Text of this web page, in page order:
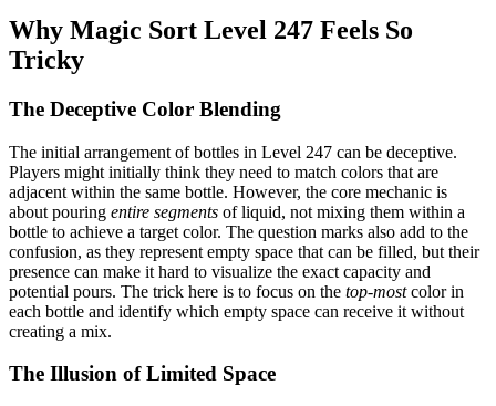
Why Magic Sort Level 247 Feels So
Tricky
The Deceptive Color Blending
The initial arrangement of bottles in Level 247 can be deceptive.
Players might initially think they need to match colors that are
adjacent within the same bottle. However, the core mechanic is
about pouring entire segments of liquid, not mixing them within a
bottle to achieve a target color. The question marks also add to the
confusion, as they represent empty space that can be filled, but their
presence can make it hard to visualize the exact capacity and
potential pours. The trick here is to focus on the top-mostcolor in
each bottle and identify which empty space can receive it without
creating a mix.
The Illusion of Limited Space